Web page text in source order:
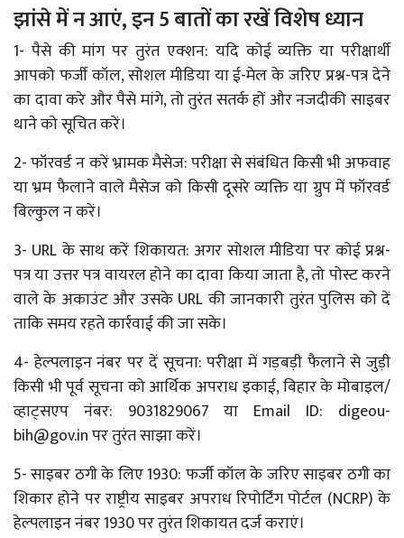
झांसे में न आएं, इन 5 बातों का रखें विशेष ध्यान
1- पैसे की मांग पर तुरंत एक्शन: यदि कोई व्यक्ति या परीक्षार्थी
आपको फर्जी कॉल, सोशल मीडिया या ई-मेल के जरिए प्रश्न-पत्र देने
का दावा करे और पैसे मांगे, तो तुरंत सतर्क हों और नजदीकी साइबर
थाने को सूचित करें।
2- फॉरवर्ड न करें भ्रामक मैसेज: परीक्षा से संबंधित किसी भी अफवाह
या भ्रम फैलाने वाले मैसेज को किसी दूसरे व्यक्ति या ग्रुप में फॉरवर्ड
बिल्कुल न करें।
3- URL के साथ करें शिकायत: अगर सोशल मीडिया पर कोई प्रश्न-
पत्र या उत्तर पत्र वायरल होने का दावा किया जाता है, तो पोस्ट करने
वाले के अकाउंट और उसके URL की जानकारी तुरंत पुलिस को दें
ताकि समय रहते कार्रवाई की जा सके।
4- हेल्पलाइन नंबर पर दें सूचना: परीक्षा में गड़बड़ी फैलाने से जुड़ी
किसी भी पूर्व सूचना को आर्थिक अपराध इकाई, बिहार के मोबाइल/
व्हाट्सएप नंबर: 9031829067 या Email ID: digeou-
bih@gov.inपर तुरंत साझा करें।
5- साइबर ठगी के लिए 1930: फर्जी कॉल के जरिए साइबर ठगी का
शिकार होने पर राष्ट्रीय साइबर अपराध रिपोर्टिंग पोर्टल (NCRP) के
हेल्पलाइन नंबर 1930 पर तुरंत शिकायत दर्ज कराएं।